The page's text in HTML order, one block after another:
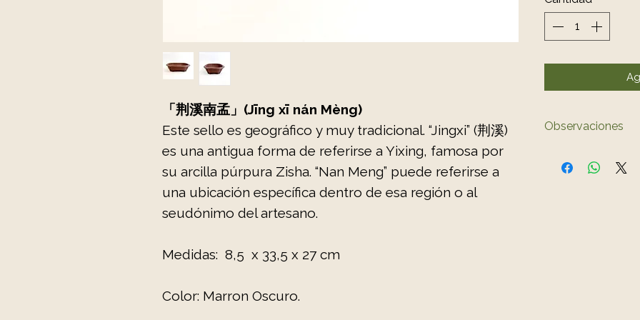
「荆溪南孟」(Jīng xī nán Mèng)
Este sello es geográfico y muy tradicional. “Jingxi” (荆溪)
es una antigua forma de referirse a Yixing, famosa por
su arcilla púrpura Zisha. “Nan Meng” puede referirse a
una ubicación específica dentro de esa región o al
seudónimo del artesano.
Medidas: 8,5 x 33,5 x 27 cm
Color: Marron Oscuro.
Observaciones
ligeramente